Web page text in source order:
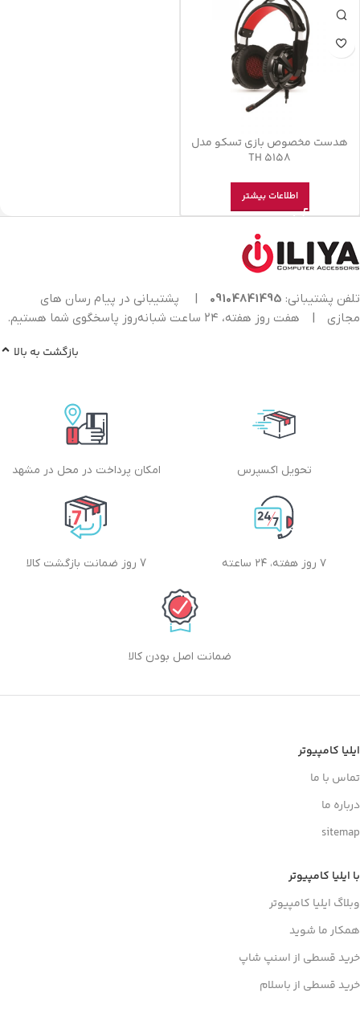
هدست مخصوص بازی تسکو مدل
TH 5158
اطلاعات بیشتر
تلفن پشتیبانی: 09104841495
|
پشتیبانی در پیام رسان های
مجازی
| هفت روز هفته، ۲۴ ساعت شبانه‌روز پاسخگوی شما هستیم.
بازگشت به بالا
تحویل اکسپرس امکان پرداخت در محل در مشهد
۷ روز هفته، ۲۴ ساعته 7 روز ضمانت بازگشت کالا
ضمانت اصل بودن کالا
ایلیا کامپیوتر
تماس با ما
درباره ما
sitemap
با ایلیا کامپیوتر
وبلاگ ایلیا کامپیوتر
همکار ما شوید
خرید قسطی از اسنپ شاپ
خرید قسطی از باسلام